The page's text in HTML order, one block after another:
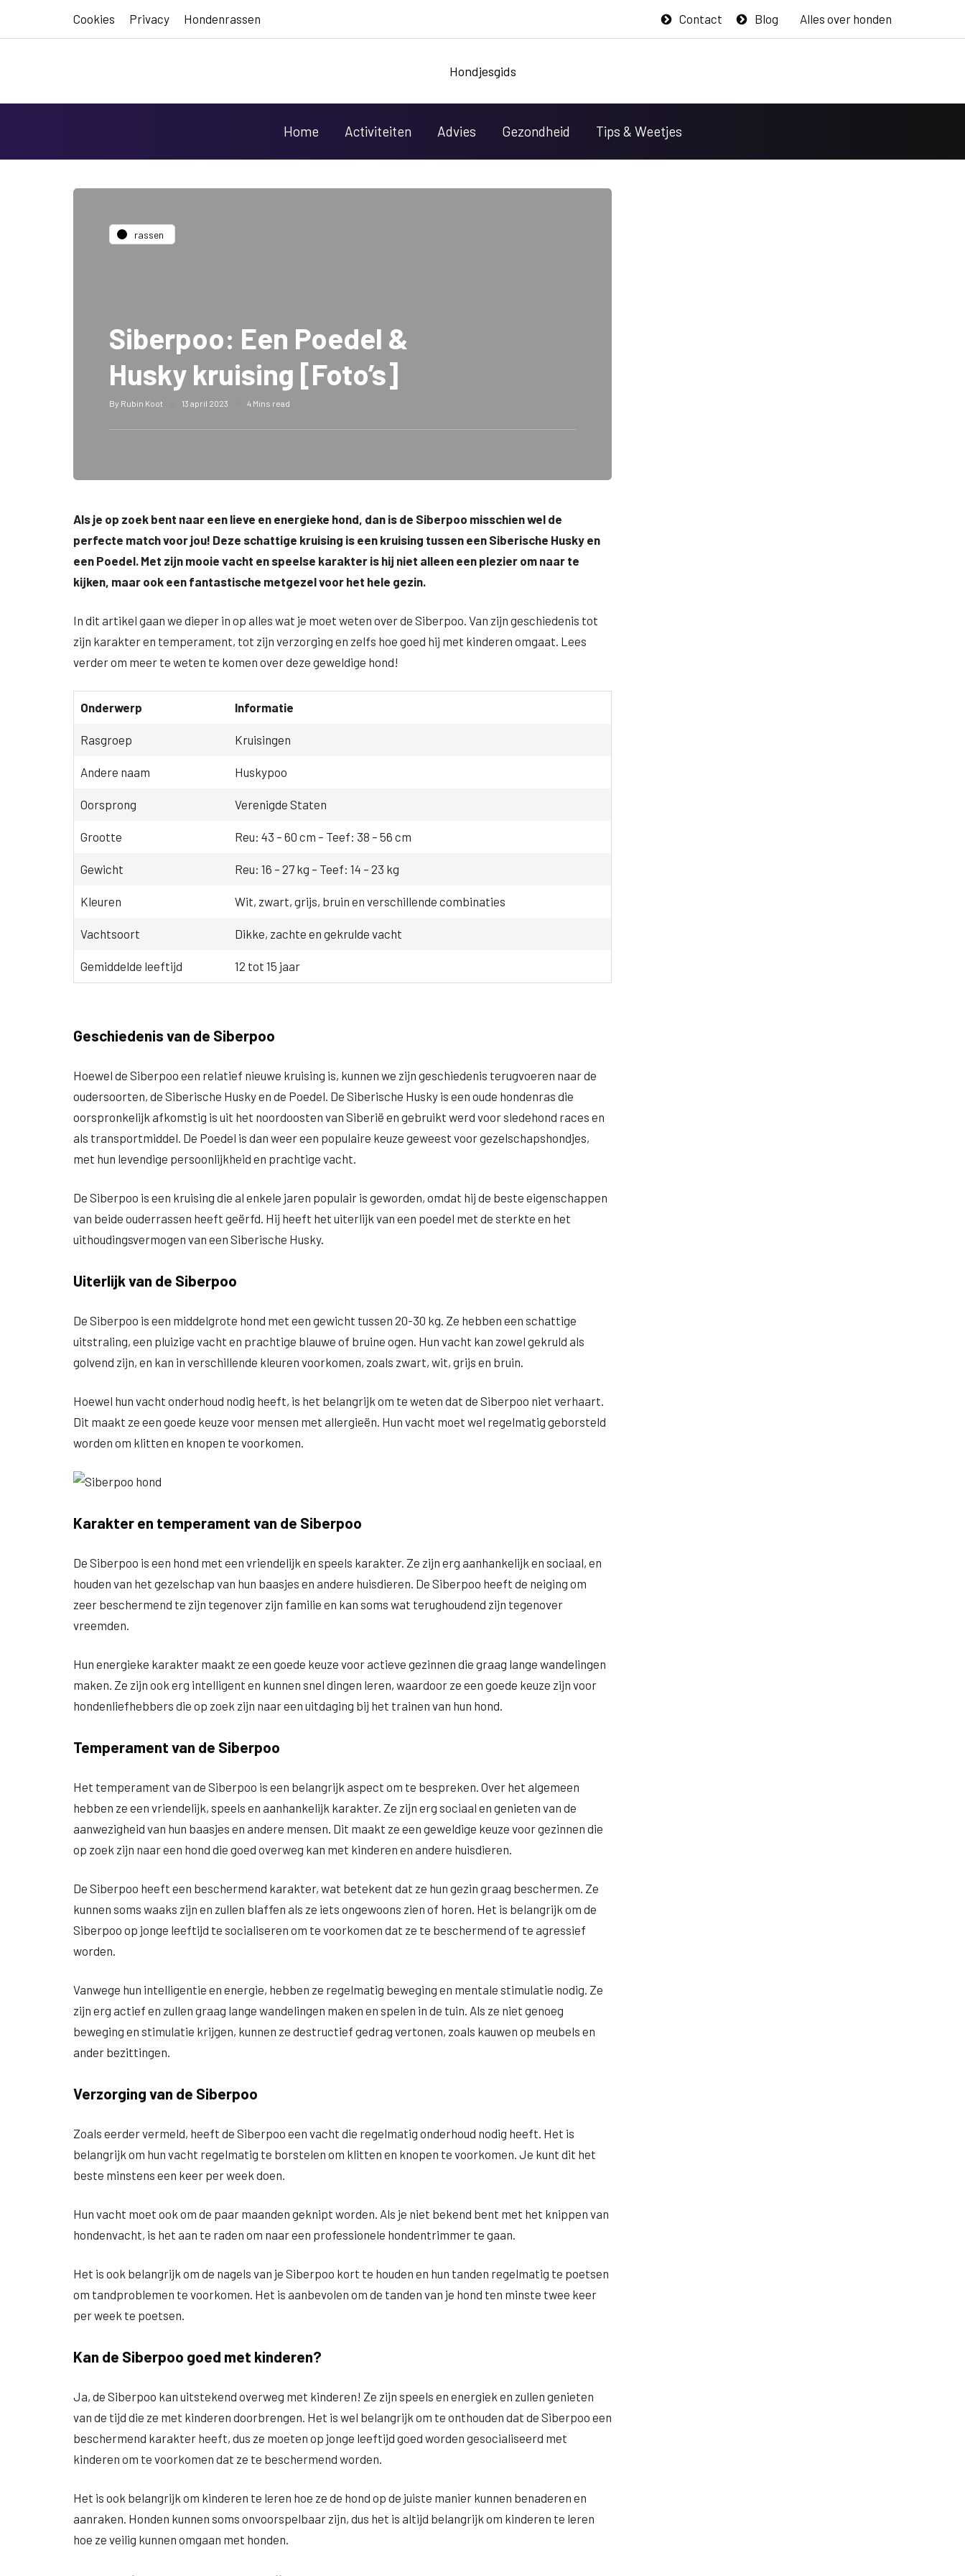
Cookies Privacy Hondenrassen Blog
Contact Alles over honden
Hondjesgids
Home Activiteiten Advies Gezondheid Tips & Weetjes
rassen
Siberpoo: Een Poedel &
Husky kruising [Foto’s]
By Rubin Koot 13 april 2023 4 Mins read
Als je op zoek bent naar een lieve en energieke hond, dan is de Siberpoo misschien wel de
perfecte match voor jou! Deze schattige kruising is een kruising tussen een Siberische Husky en
een Poedel. Met zijn mooie vacht en speelse karakter is hij niet alleen een plezier om naar te
kijken, maar ook een fantastische metgezel voor het hele gezin.
In dit artikel gaan we dieper in op alles wat je moet weten over de Siberpoo. Van zijn geschiedenis tot
zijn karakter en temperament, tot zijn verzorging en zelfs hoe goed hij met kinderen omgaat. Lees
verder om meer te weten te komen over deze geweldige hond!
Onderwerp Informatie
Rasgroep Kruisingen
Andere naam Huskypoo
Oorsprong Verenigde Staten
Grootte Reu: 43 – 60 cm – Teef: 38 – 56 cm
Gewicht Reu: 16 – 27 kg – Teef: 14 – 23 kg
Kleuren Wit, zwart, grijs, bruin en verschillende combinaties
Vachtsoort Dikke, zachte en gekrulde vacht
Gemiddelde leeftijd 12 tot 15 jaar
Geschiedenis van de Siberpoo
Hoewel de Siberpoo een relatief nieuwe kruising is, kunnen we zijn geschiedenis terugvoeren naar de
oudersoorten, de Siberische Husky en de Poedel. De Siberische Husky is een oude hondenras die
oorspronkelijk afkomstig is uit het noordoosten van Siberië en gebruikt werd voor sledehond races en
als transportmiddel. De Poedel is dan weer een populaire keuze geweest voor gezelschapshondjes,
met hun levendige persoonlijkheid en prachtige vacht.
De Siberpoo is een kruising die al enkele jaren populair is geworden, omdat hij de beste eigenschappen
van beide ouderrassen heeft geërfd. Hij heeft het uiterlijk van een poedel met de sterkte en het
uithoudingsvermogen van een Siberische Husky.
Uiterlijk van de Siberpoo
De Siberpoo is een middelgrote hond met een gewicht tussen 20-30 kg. Ze hebben een schattige
uitstraling, een pluizige vacht en prachtige blauwe of bruine ogen. Hun vacht kan zowel gekruld als
golvend zijn, en kan in verschillende kleuren voorkomen, zoals zwart, wit, grijs en bruin.
Hoewel hun vacht onderhoud nodig heeft, is het belangrijk om te weten dat de Siberpoo niet verhaart.
Dit maakt ze een goede keuze voor mensen met allergieën. Hun vacht moet wel regelmatig geborsteld
worden om klitten en knopen te voorkomen.
Karakter en temperament van de Siberpoo
De Siberpoo is een hond met een vriendelijk en speels karakter. Ze zijn erg aanhankelijk en sociaal, en
houden van het gezelschap van hun baasjes en andere huisdieren. De Siberpoo heeft de neiging om
zeer beschermend te zijn tegenover zijn familie en kan soms wat terughoudend zijn tegenover
vreemden.
Hun energieke karakter maakt ze een goede keuze voor actieve gezinnen die graag lange wandelingen
maken. Ze zijn ook erg intelligent en kunnen snel dingen leren, waardoor ze een goede keuze zijn voor
hondenliefhebbers die op zoek zijn naar een uitdaging bij het trainen van hun hond.
Temperament van de Siberpoo
Het temperament van de Siberpoo is een belangrijk aspect om te bespreken. Over het algemeen
hebben ze een vriendelijk, speels en aanhankelijk karakter. Ze zijn erg sociaal en genieten van de
aanwezigheid van hun baasjes en andere mensen. Dit maakt ze een geweldige keuze voor gezinnen die
op zoek zijn naar een hond die goed overweg kan met kinderen en andere huisdieren.
De Siberpoo heeft een beschermend karakter, wat betekent dat ze hun gezin graag beschermen. Ze
kunnen soms waaks zijn en zullen blaffen als ze iets ongewoons zien of horen. Het is belangrijk om de
Siberpoo op jonge leeftijd te socialiseren om te voorkomen dat ze te beschermend of te agressief
worden.
Vanwege hun intelligentie en energie, hebben ze regelmatig beweging en mentale stimulatie nodig. Ze
zijn erg actief en zullen graag lange wandelingen maken en spelen in de tuin. Als ze niet genoeg
beweging en stimulatie krijgen, kunnen ze destructief gedrag vertonen, zoals kauwen op meubels en
ander bezittingen.
Verzorging van de Siberpoo
Zoals eerder vermeld, heeft de Siberpoo een vacht die regelmatig onderhoud nodig heeft. Het is
belangrijk om hun vacht regelmatig te borstelen om klitten en knopen te voorkomen. Je kunt dit het
beste minstens een keer per week doen.
Hun vacht moet ook om de paar maanden geknipt worden. Als je niet bekend bent met het knippen van
hondenvacht, is het aan te raden om naar een professionele hondentrimmer te gaan.
Het is ook belangrijk om de nagels van je Siberpoo kort te houden en hun tanden regelmatig te poetsen
om tandproblemen te voorkomen. Het is aanbevolen om de tanden van je hond ten minste twee keer
per week te poetsen.
Kan de Siberpoo goed met kinderen?
Ja, de Siberpoo kan uitstekend overweg met kinderen! Ze zijn speels en energiek en zullen genieten
van de tijd die ze met kinderen doorbrengen. Het is wel belangrijk om te onthouden dat de Siberpoo een
beschermend karakter heeft, dus ze moeten op jonge leeftijd goed worden gesocialiseerd met
kinderen om te voorkomen dat ze te beschermend worden.
Het is ook belangrijk om kinderen te leren hoe ze de hond op de juiste manier kunnen benaderen en
aanraken. Honden kunnen soms onvoorspelbaar zijn, dus het is altijd belangrijk om kinderen te leren
hoe ze veilig kunnen omgaan met honden.